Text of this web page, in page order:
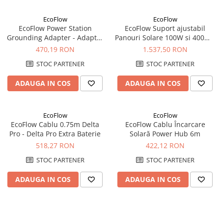
Invertoare Hibrid
Invertoare On-grid
Invertoare Off-grid
Controlere solare
MPPT
PWM
Sisteme de stocare energie
LiFePO4
Pachete complete stocare energie
Sisteme de Stocare Comerciale
Sisteme fotovoltaice complete
Sisteme fotovoltaice de putere
EcoFlow
EcoFlow Power Station
Grounding Adapter - Adaptor
Pamantare EV C20
470,19 RON
STOC PARTENER
ADAUGA IN COS
EcoFlow
EcoFlow Suport ajustabil
Panouri Solare 100W si 400W -
400W
1.537,50 RON
STOC PARTENER
ADAUGA IN COS
EcoFlow
EcoFlow Cablu 0.75m Delta
Pro - Delta Pro Extra Baterie
518,27 RON
STOC PARTENER
ADAUGA IN COS
EcoFlow
EcoFlow Cablu Încarcare
Solară Power Hub 6m
422,12 RON
STOC PARTENER
ADAUGA IN COS